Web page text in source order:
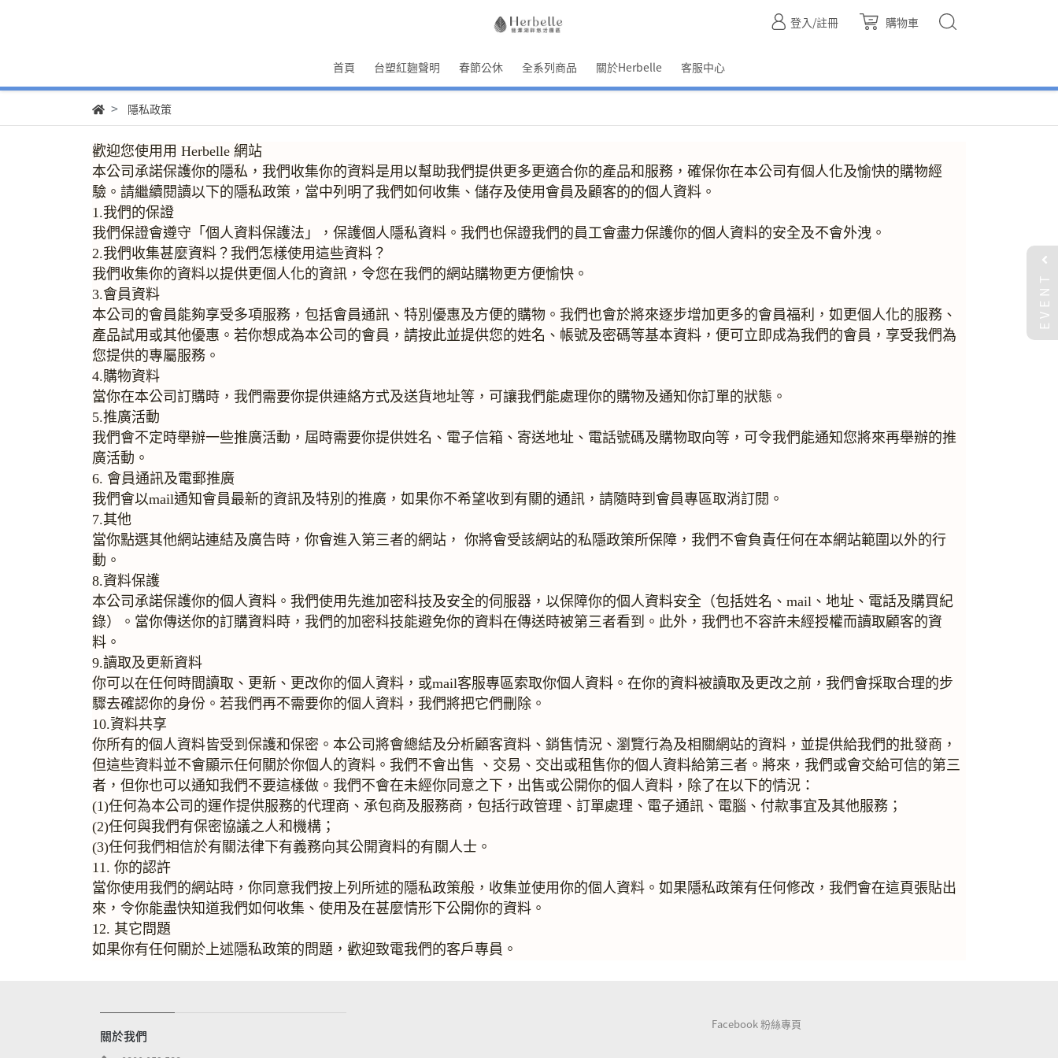
登入/註冊 購物車
首頁 台塑紅麴聲明 春節公休 全系列商品 關於Herbelle 客服中心
隱私政策
歡迎您使⽤用 Herbelle 網站
本公司承諾保護你的隱私，我們收集你的資料是用以幫助我們提供更多更適合你的產品和服務，確保你在本公司有個人化及愉快的購物經
驗。請繼續閱讀以下的隱私政策，當中列明了我們如何收集、儲存及使用會員及顧客的的個人資料。
1.我們的保證
我們保證會遵守「個人資料保護法」，保護個人隱私資料。我們也保證我們的員工會盡力保護你的個人資料的安全及不會外洩。
2.我們收集甚麼資料？我們怎樣使用這些資料？
我們收集你的資料以提供更個人化的資訊，令您在我們的網站購物更方便愉快。
3.會員資料
本公司的會員能夠享受多項服務，包括會員通訊、特別優惠及方便的購物。我們也會於將來逐步增加更多的會員福利，如更個人化的服務、
產品試用或其他優惠。若你想成為本公司的會員，請按此並提供您的姓名、帳號及密碼等基本資料，便可立即成為我們的會員，享受我們為
您提供的專屬服務。
4.購物資料
當你在本公司訂購時，我們需要你提供連絡方式及送貨地址等，可讓我們能處理你的購物及通知你訂單的狀態。
5.推廣活動
我們會不定時舉辦一些推廣活動，屆時需要你提供姓名、電子信箱、寄送地址、電話號碼及購物取向等，可令我們能通知您將來再舉辦的推
廣活動。
6. 會員通訊及電郵推廣
我們會以mail通知會員最新的資訊及特別的推廣，如果你不希望收到有關的通訊，請隨時到會員專區取消訂閱。
7.其他
當你點選其他網站連結及廣告時，你會進入第三者的網站， 你將會受該網站的私隱政策所保障，我們不會負責任何在本網站範圍以外的行
動。
8.資料保護
本公司承諾保護你的個人資料。我們使用先進加密科技及安全的伺服器，以保障你的個人資料安全（包括姓名、mail、地址、電話及購買紀
錄）。當你傳送你的訂購資料時，我們的加密科技能避免你的資料在傳送時被第三者看到。此外，我們也不容許未經授權而讀取顧客的資
料。
9.讀取及更新資料
你可以在任何時間讀取、更新、更改你的個人資料，或mail客服專區索取你個人資料。在你的資料被讀取及更改之前，我們會採取合理的步
驟去確認你的身份。若我們再不需要你的個人資料，我們將把它們刪除。
10.資料共享
你所有的個人資料皆受到保護和保密。本公司將會總結及分析顧客資料、銷售情況、瀏覽行為及相關網站的資料，並提供給我們的批發商，
但這些資料並不會顯示任何關於你個人的資料。我們不會出售 、交易、交出或租售你的個人資料給第三者。將來，我們或會交給可信的第三
者，但你也可以通知我們不要這樣做。我們不會在未經你同意之下，出售或公開你的個人資料，除了在以下的情況：
(1)任何為本公司的運作提供服務的代理商、承包商及服務商，包括行政管理、訂單處理、電子通訊、電腦、付款事宜及其他服務；
(2)任何與我們有保密協議之人和機構；
(3)任何我們相信於有關法律下有義務向其公開資料的有關人士。
11. 你的認許
當你使用我們的網站時，你同意我們按上列所述的隱私政策般，收集並使用你的個人資料。如果隱私政策有任何修改，我們會在這頁張貼出
來，令你能盡快知道我們如何收集、使用及在甚麼情形下公開你的資料。
12. 其它問題
如果你有任何關於上述隱私政策的問題，歡迎致電我們的客戶專員。
關於我們
Facebook 粉絲專頁
EVENT